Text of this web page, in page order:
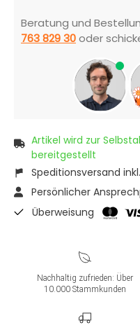
Beratung und
763 829 30oder
Artikel wird zur
bereitgestellt
Speditionsversand
Persönlicher
Überweisung
Nachhaltig zufrieden: Über
10.000 Stammkunden